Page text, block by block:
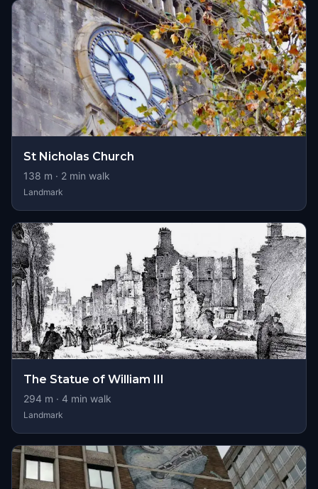
St Nicholas Church
138 m · 2 min walk
Landmark
The Statue of William III
294 m · 4 min walk
Landmark